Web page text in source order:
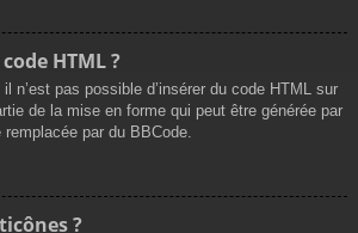
HTML ?
n’est pas possible d’insérer du code HTML sur
de la mise en forme qui peut être générée par
par du BBCode.
?